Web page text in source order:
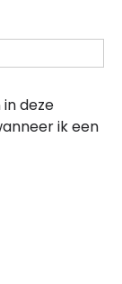
deze
ik een